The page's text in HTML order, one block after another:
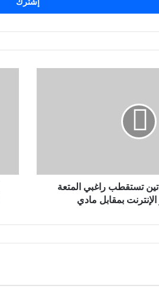
تستقطب راغبي المتعة
بمقابل مادي